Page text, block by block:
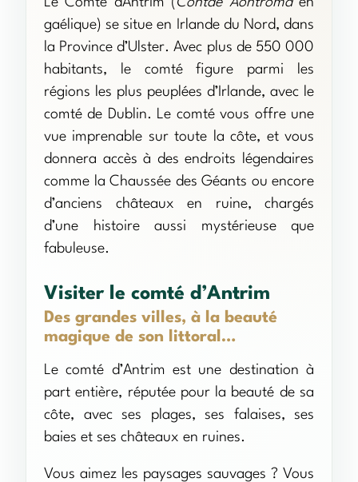
gaélique) se situe en Irlande du Nord, dans
la Province d’Ulster. Avec plus de 550 000
habitants, le comté figure parmi les
régions les plus peuplées d’Irlande, avec le
comté de Dublin. Le comté vous offre une
vue imprenable sur toute la côte, et vous
donnera accès à des endroits légendaires
comme la Chaussée des Géants ou encore
d’anciens châteaux en ruine, chargés
d’une histoire aussi mystérieuse que
fabuleuse.
Visiter le comté d’Antrim
Des grandes villes, à la beauté
magique de son littoral…
Le comté d’Antrim est une destination à
part entière, réputée pour la beauté de sa
côte, avec ses plages, ses falaises, ses
baies et ses châteaux en ruines.
Vous aimez les paysages sauvages ? Vous